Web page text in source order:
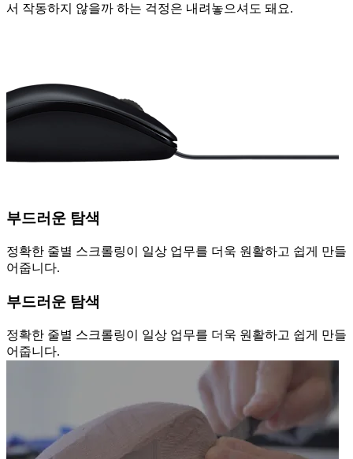
서 작동하지 않을까 하는 걱정은 내려놓으셔도 돼요.
부드러운 탐색
정확한 줄별 스크롤링이 일상 업무를 더욱 원활하고 쉽게 만들
어줍니다.
부드러운 탐색
정확한 줄별 스크롤링이 일상 업무를 더욱 원활하고 쉽게 만들
어줍니다.